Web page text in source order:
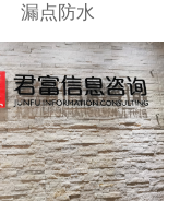
漏点防水